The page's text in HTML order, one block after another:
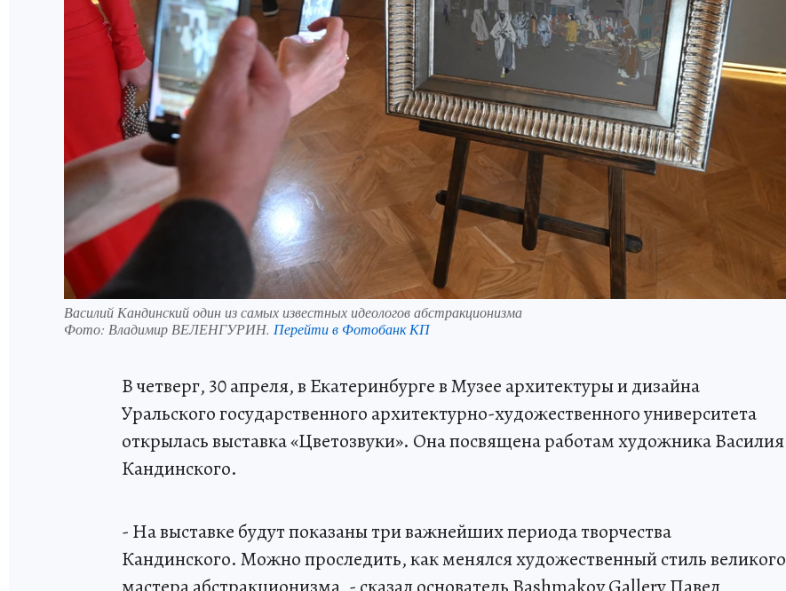
Василий Кандинский один из самых известных идеологов абстракционизма
Фото: Владимир ВЕЛЕНГУРИН. Перейти в Фотобанк КП
В четверг, 30 апреля, в Екатеринбурге в Музее архитектуры и дизайна
Уральского государственного архитектурно-художественного университета
открылась выставка «Цветозвуки». Она посвящена работам художника Василия
Кандинского.
- На выставке будут показаны три важнейших периода творчества
Кандинского. Можно проследить, как менялся художественный стиль великого